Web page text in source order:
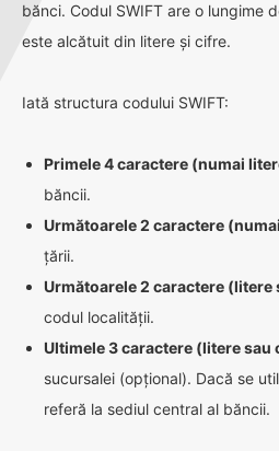
bănci. Codul SWIFT are o lungime
este alcătuit din litere și cifre.
Iată structura codului SWIFT:
Primele 4 caractere (numai
băncii.
Următoarele 2 caractere
țării.
Următoarele 2 caractere (litere
codul localității.
Ultimele 3 caractere (litere sau
sucursalei (opțional). Dacă se
referă la sediul central al băncii.